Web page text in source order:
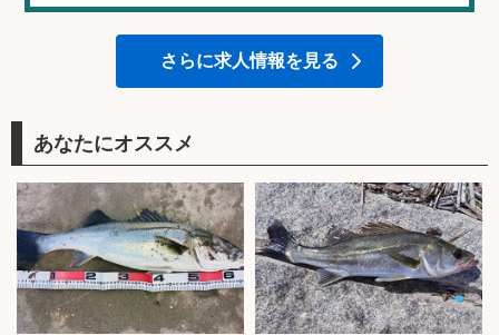
さらに求人情報を見る
あなたにオススメ